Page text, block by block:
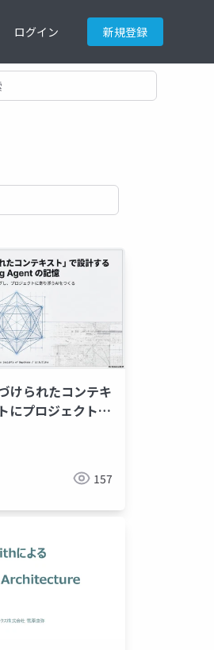
ログイン 新規登録
けられたコンテキ
にプロジェクトに
157